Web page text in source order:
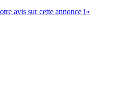
avis sur cette annonce !»